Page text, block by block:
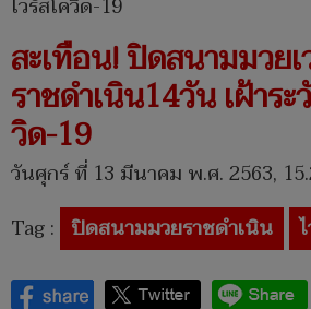
สะเทือน! ปิดสนามมวย
ราชดำเนิน14วัน เฝ้าระ
วิด-19
วันศุกร์ ที่ 13 มีนาคม พ.ศ. 2563,
Tag : ปิดสนามมวยราชดำเนิน